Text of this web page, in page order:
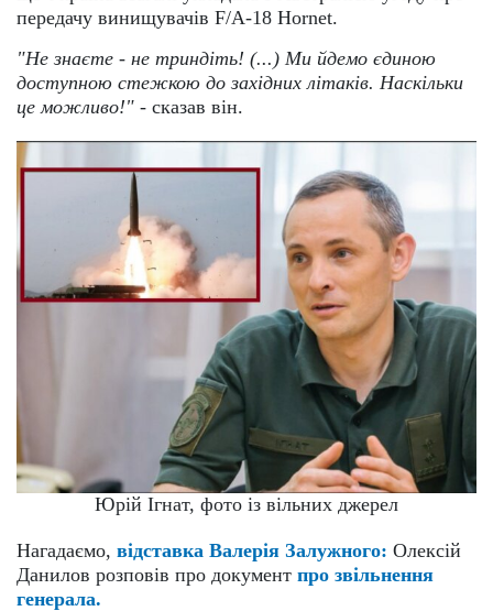
передачу винищувачів F/A-18 Hornet.
"Не знаєте - не триндіть! (...) Ми йдемо єдиною
доступною стежкою до західних літаків. Наскільки
це можливо!" - сказав він.
Юрій Ігнат, фото із вільних джерел
Нагадаємо, відставка Валерія Залужного: Олексій
Данилов розповів про документ про звільнення
генерала.